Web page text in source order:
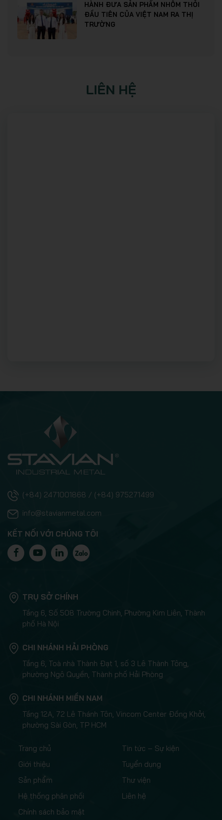
HÀNH ĐƯA SẢN PHẨM NHÔM THỎI
ĐẦU TIÊN CỦA VIỆT NAM RA THỊ
TRƯỜNG
LIÊN HỆ
(+84) 2471001868 / (+84) 975271499
info@stavianmetal.com
KẾT NỐI VỚI CHÚNG TÔI
TRỤ SỞ CHÍNH
Tầng 6, Số 508 Trường Chinh, Phường Kim Liên, Thành
phố Hà Nội
CHI NHÁNH HẢI PHÒNG
Tầng 6, Toà nhà Thành Đạt 1, số 3 Lê Thành Tông,
phường Ngô Quyền, Thành phố Hải Phòng
CHI NHÁNH MIỀN NAM
Tầng 12A, 72 Lê Thánh Tôn, Vincom Center Đồng Khởi,
phường Sài Gòn, TP HCM
Trang chủ
Giới thiệu
Sản phẩm
Hệ thống phân phối
Chính sách bảo mật
Tin tức – Sự kiện
Tuyển dụng
Thư viện
Liên hệ